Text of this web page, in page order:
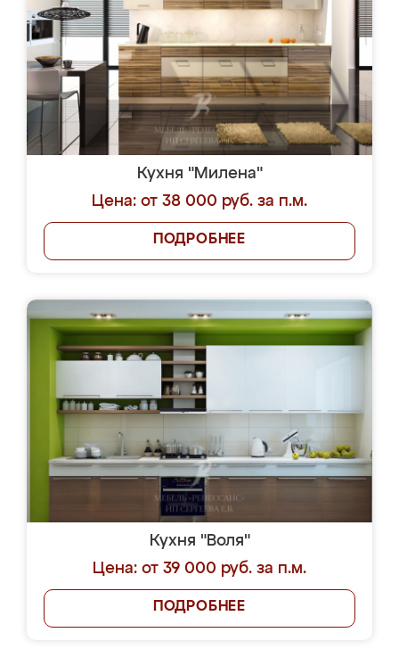
Кухня "Милена"
Цена: от 38 000 руб. за п.м.
ПОДРОБНЕЕ
Кухня "Воля"
Цена: от 39 000 руб. за п.м.
ПОДРОБНЕЕ